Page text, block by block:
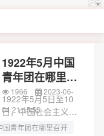
1922年5月中国
青年团在哪里召
开
1922年5月5日至10
日，中国社会主义青
年团第一次代表大会
1966
2023-06-
04 21:15:53
国青年团在哪里召开